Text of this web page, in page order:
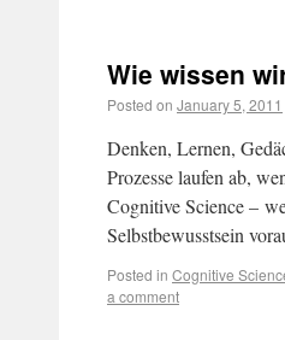
Wie wissen
Posted on January 5, 2011
Denken, Lernen,
Prozesse laufen ab,
Cognitive Science –
Selbstbewusstsein
Posted in Cognitive
a comment